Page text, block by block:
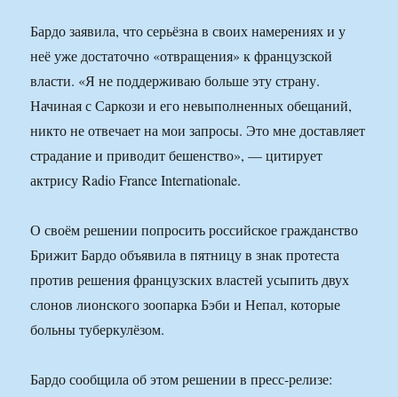
Бардо заявила, что серьёзна в своих намерениях и у
неё уже достаточно «отвращения» к французской
власти. «Я не поддерживаю больше эту страну.
Начиная с Саркози и его невыполненных обещаний,
никто не отвечает на мои запросы. Это мне доставляет
страдание и приводит бешенство», — цитирует
актрису Radio France Internationale.
О своём решении попросить российское гражданство
Брижит Бардо объявила в пятницу в знак протеста
против решения французских властей усыпить двух
слонов лионского зоопарка Бэби и Непал, которые
больны туберкулёзом.
Бардо сообщила об этом решении в пресс-релизе: